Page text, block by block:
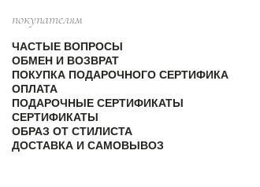
покупателям
ЧАСТЫЕ ВОПРОСЫ
ОБМЕН И ВОЗВРАТ
ПОКУПКА ПОДАРОЧНОГО СЕРТИФИКА
ОПЛАТА
ПОДАРОЧНЫЕ СЕРТИФИКАТЫ
СЕРТИФИКАТЫ
ОБРАЗ ОТ СТИЛИСТА
ДОСТАВКА И САМОВЫВОЗ